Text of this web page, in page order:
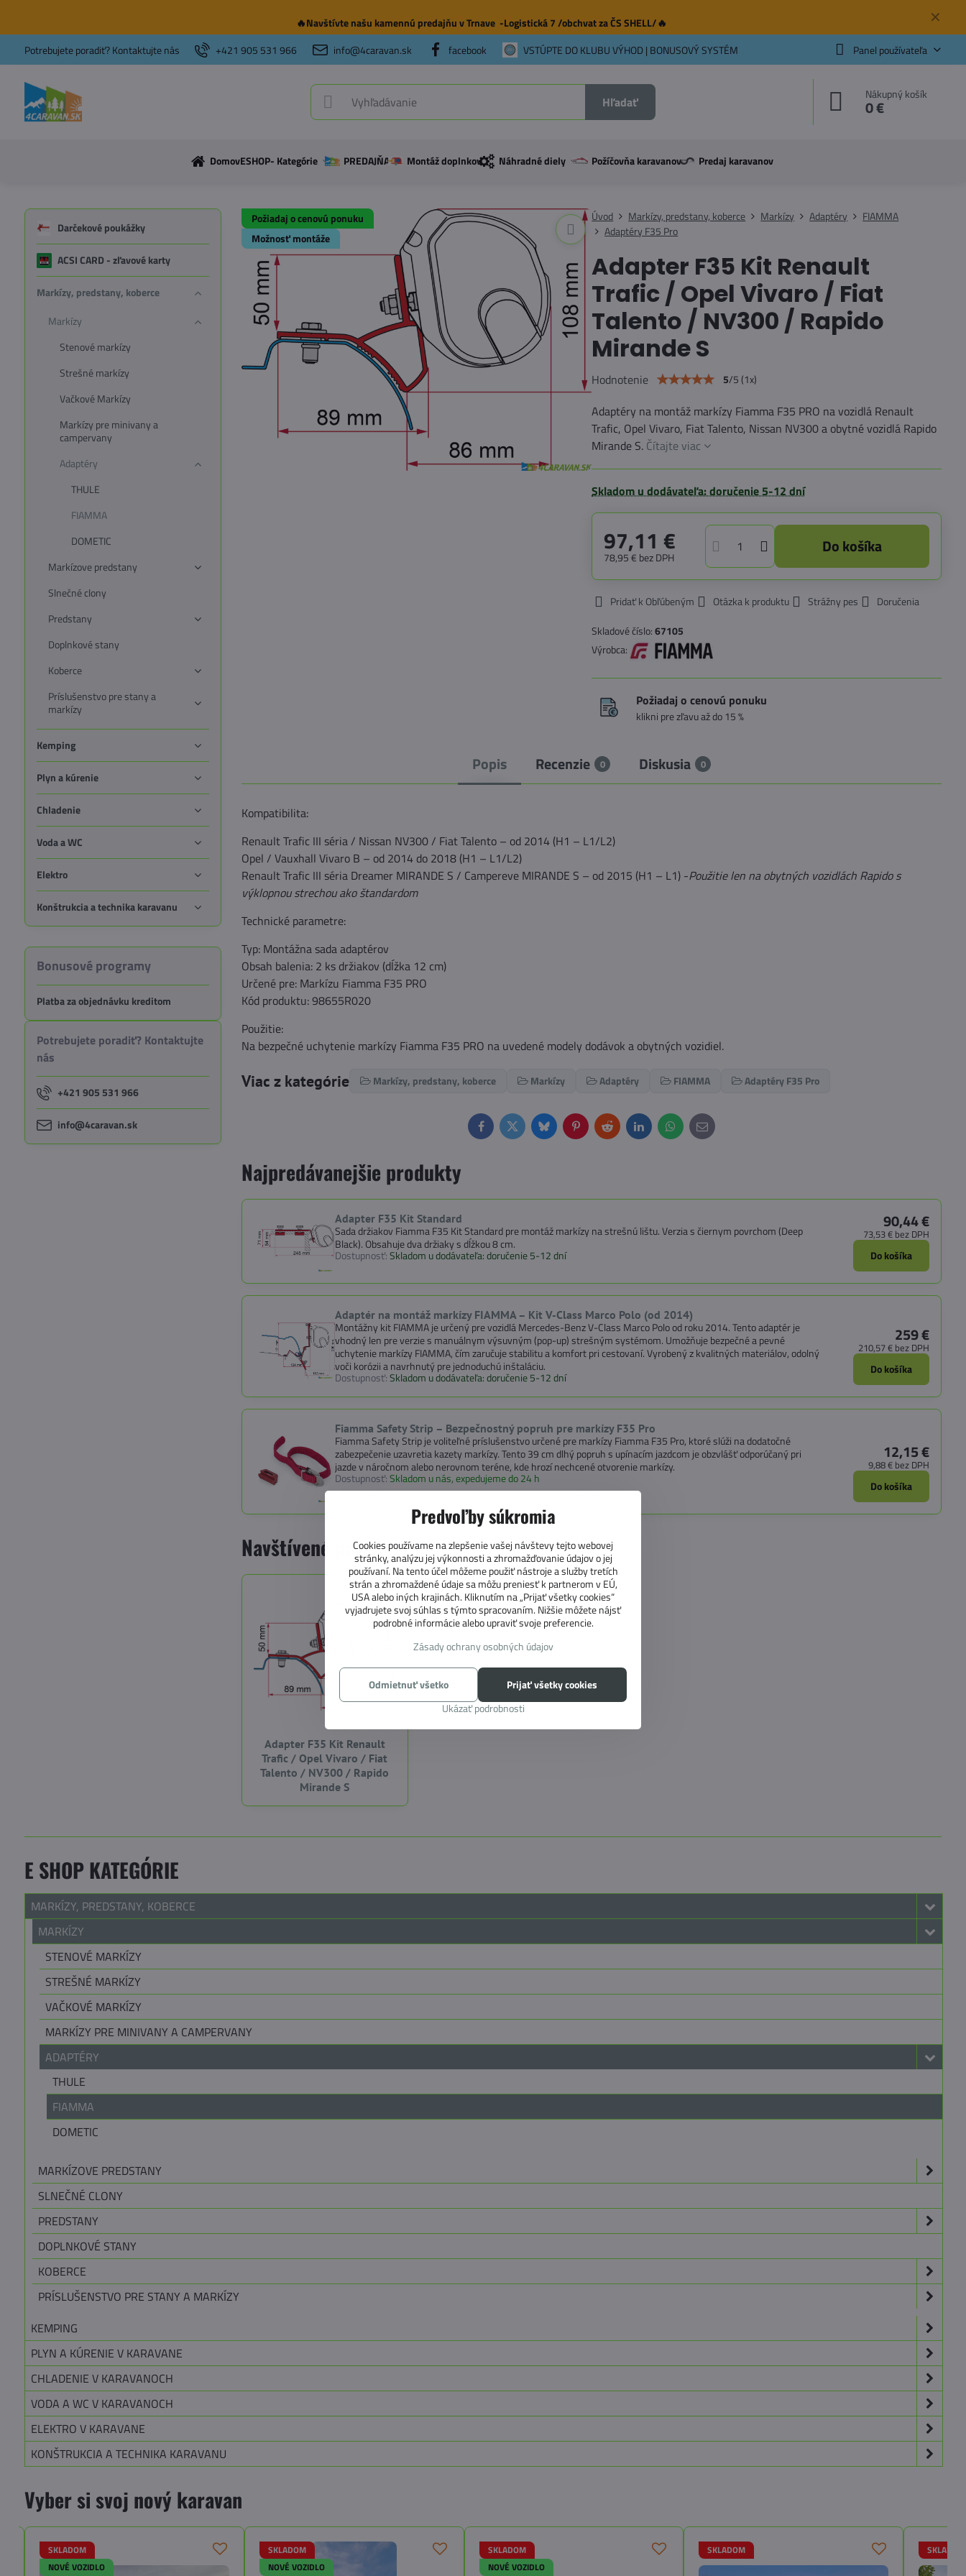
✕
🔥Navštívte našu kamennú predajňuv Trnave -Logistická 7 /obchvat za ČS SHELL/🔥
Potrebujete poradiť? Kontaktujte nás
+421 905 531 966 info@4caravan.sk facebook VSTÚPTE DO KLUBU VÝHOD | BONUSOVÝ SYSTÉM Panel používateľa
Hľadať Nákupný košík
0 €
DomovESHOP- Kategórie PREDAJŇA Montáž doplnkov Náhradné diely Požíčovňa karavanov Predaj karavanov
Požiadaj o cenovú ponuku
Možnosť montáže
Úvod Markízy, predstany, koberce Markízy Adaptéry
FIAMMA
Adaptéry F35 Pro
Adapter F35 Kit Renault
Trafic / Opel Vivaro / Fiat
Talento / NV300 / Rapido
Mirande S
Hodnotenie 5/5(1x)
Adaptéry na montáž markízy Fiamma F35 PRO na vozidlá Renault
Trafic, Opel Vivaro, Fiat Talento, Nissan NV300 a obytné vozidlá Rapido
Mirande S. Čítajte viac
Skladom u dodávateľa: doručenie 5-12 dní
97,11 €
78,95 € bez DPH
Do košíka
Pridať k Obľúbeným Otázka k produktu Strážny pes
Doručenia
Skladové číslo:67105
Výrobca:
Požiadaj o cenovú ponuku
klikni pre zľavu až do 15 %
Popis Recenzie 0 Diskusia 0
Kompatibilita:
Renault Trafic III séria / Nissan NV300 / Fiat Talento – od 2014 (H1 – L1/L2)
Opel / Vauxhall Vivaro B – od 2014 do 2018 (H1 – L1/L2)
Renault Trafic III séria Dreamer MIRANDE S / Campereve MIRANDE S – od 2015 (H1 – L1) -Použitie len na obytných vozidlách Rapido s
výklopnou strechou ako štandardom
Technické parametre:
Typ: Montážna sada adaptérov
Obsah balenia: 2 ks držiakov (dĺžka 12 cm)
Určené pre: Markízu Fiamma F35 PRO
Kód produktu: 98655R020
Použitie:
Na bezpečné uchytenie markízy Fiamma F35 PRO na uvedené modely dodávok a obytných vozidiel.
Viac z kategórie Markízy, predstany, koberce Markízy Adaptéry FIAMMA Adaptéry F35 Pro
FacebookTwitterBlueskyPinterestRedditLinkedInWhatsApp
E-
mail
Najpredávanejšie produkty
Adapter F35 Kit Standard
Sada držiakov Fiamma F35 Kit Standard pre montáž markízy na strešnú lištu. Verzia s čiernym povrchom (Deep
Black). Obsahuje dva držiaky s dĺžkou 8 cm.
Dostupnosť:Skladom u dodávateľa: doručenie 5-12 dní
90,44 €
73,53 € bez DPH
Do košíka
Adaptér na montáž markízy FIAMMA – Kit V-Class Marco Polo (od 2014)
Montážny kit FIAMMA je určený pre vozidlá Mercedes-Benz V-Class Marco Polo od roku 2014. Tento adaptér je
vhodný len pre verzie s manuálnym výsuvným (pop-up) strešným systémom. Umožňuje bezpečné a pevné
uchytenie markízy FIAMMA, čím zaručuje stabilitu a komfort pri cestovaní. Vyrobený z kvalitných materiálov, odolný
voči korózii a navrhnutý pre jednoduchú inštaláciu.
Dostupnosť:Skladom u dodávateľa: doručenie 5-12 dní
259 €
210,57 € bez DPH
Do košíka
Fiamma Safety Strip – Bezpečnostný popruh pre markízy F35 Pro
Fiamma Safety Strip je voliteľné príslušenstvo určené pre markízy Fiamma F35 Pro, ktoré slúži na dodatočné
zabezpečenie uzavretia kazety markízy. Tento 39 cm dlhý popruh s upínacím jazdcom je obzvlášť odporúčaný pri
jazde v náročnom alebo nerovnom teréne, kde hrozí nechcené otvorenie markízy.
Dostupnosť:Skladom u nás, expedujeme do 24 h
12,15 €
9,88 € bez DPH
Do košíka
Navštívené produkty
Adapter F35 Kit Renault
Trafic / Opel Vivaro / Fiat
Talento / NV300 / Rapido
Mirande S
Darčekové poukážky
ACSI CARD - zľavové karty
Markízy, predstany, koberce
Markízy
Stenové markízy
Strešné markízy
Vačkové Markízy
Markízy pre minivany a
campervany
Adaptéry
THULE
FIAMMA
DOMETIC
Markízove predstany
Slnečné clony
Predstany
Doplnkové stany
Koberce
Príslušenstvo pre stany a
markízy
Kemping
Plyn a kúrenie
Chladenie
Voda a WC
Elektro
Konštrukcia a technika karavanu
Bonusové programy
Platba za objednávku kreditom
Potrebujete poradiť? Kontaktujte
nás
+421 905 531 966
info@4caravan.sk
E SHOP KATEGÓRIE
MARKÍZY, PREDSTANY, KOBERCE
MARKÍZY
STENOVÉ MARKÍZY
STREŠNÉ MARKÍZY
VAČKOVÉ MARKÍZY
MARKÍZY PRE MINIVANY A CAMPERVANY
ADAPTÉRY
THULE
FIAMMA
DOMETIC
MARKÍZOVE PREDSTANY
SLNEČNÉ CLONY
PREDSTANY
DOPLNKOVÉ STANY
KOBERCE
PRÍSLUŠENSTVO PRE STANY A MARKÍZY
KEMPING
PLYN A KÚRENIE V KARAVANE
CHLADENIE V KARAVANOCH
VODA A WC V KARAVANOCH
ELEKTRO V KARAVANE
KONŠTRUKCIA A TECHNIKA KARAVANU
Vyber si svoj nový karavan
SKLADOM
NOVÉ VOZIDLO
SKLADOM
NOVÉ VOZIDLO
SKLADOM
NOVÉ VOZIDLO
SKLADOM SKLADOM
Predvoľby súkromia
Cookies používame na zlepšenie vašej návštevy tejto webovej
stránky, analýzu jej výkonnosti a zhromažďovanie údajov o jej
používaní. Na tento účel môžeme použiť nástroje a služby tretích
strán a zhromaždené údaje sa môžu preniesť k partnerom v EÚ,
USA alebo iných krajinách. Kliknutím na „Prijať všetky cookies“
vyjadrujete svoj súhlas s týmto spracovaním. Nižšie môžete nájsť
podrobné informácie alebo upraviť svoje preferencie.
Zásady ochrany osobných údajov
Ukázať podrobnosti
Prijať všetky cookies
Odmietnuť všetko